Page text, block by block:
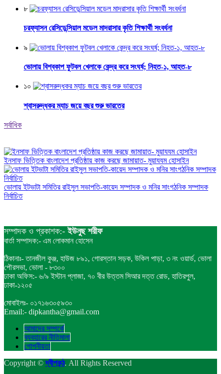
৮
চরফ্যাসন রেসিডেন্সিয়াল মডেল মাদরাসার কৃতি শিক্ষার্থী সংবর্ধনা
৯
ভোলায় বিশ্বকাপ ফুটবল খেলাকে কেন্দ্র করে সংঘর্ষ; নিহত-১, আহত-৮
১০
শ্বাসরুদ্ধকর ম্যাচ জয়ে বছর শুরু ভারতের
সর্বাধিক
ইনসাফ ভিত্তিক বাংলাদেশ প্রতিষ্ঠায় কাজ করছে জামায়াত- মুয়াযযম হোসাইন
ভোলায় ইটভাটা সমিতির রাইসুল সভাপতি-কায়েদ সম্পাদক ও মনির সাংগঠনিক সম্পাদক
নির্বাচিত
সম্পাদক ও প্রকাশক:-ইউনুছ শরীফ
বার্তা সম্পাদক:- এম লোকমান হোসেন
ঠিকানাঃ- তানজীল কুঞ্জ, হাউজ ৮৯১, গোরস্তান সড়ক, উকিল পাড়া, ৩ নং ওয়ার্ড, ভোলা
পৌরসভা, ভোলা - ৮৩০০
ঢাকা অফিস:- ৬/৯ ইস্টান প্লাজা, ৭০ বীর উত্তম সিআর দত্ত রোড, হাতিরপুল,
ঢাকা-১২০৫
মোবাইলঃ- ০১৭১৬৩০৫৯৩০
Email:- dipkantha@gmail.com
আমাদের সম্পর্কে
ব্যবহারের নীতিমালা
গোপনীয়তা
Copyright ©দ্বীপকন্ঠ. All Rights Reserved